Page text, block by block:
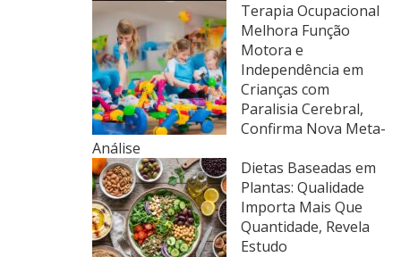
Terapia Ocupacional
Melhora Função
Motora e
Independência em
Crianças com
Paralisia Cerebral,
Confirma Nova Meta-
Análise
Dietas Baseadas em
Plantas: Qualidade
Importa Mais Que
Quantidade, Revela
Estudo